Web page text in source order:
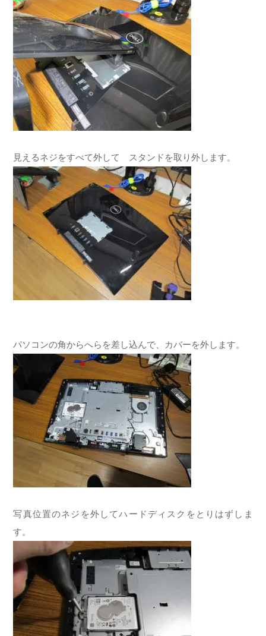
見えるネジをすべて外して スタンドを取り外します。
パソコンの角からへらを差し込んで、カバーを外します。
写真位置のネジを外してハードディスクをとりはずしま
す。